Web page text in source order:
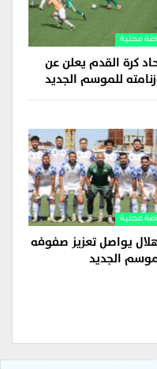
محلية
كرة القدم يعلن عن
للموسم الجديد
محلية
يواصل تعزيز صفوفه
الجديد